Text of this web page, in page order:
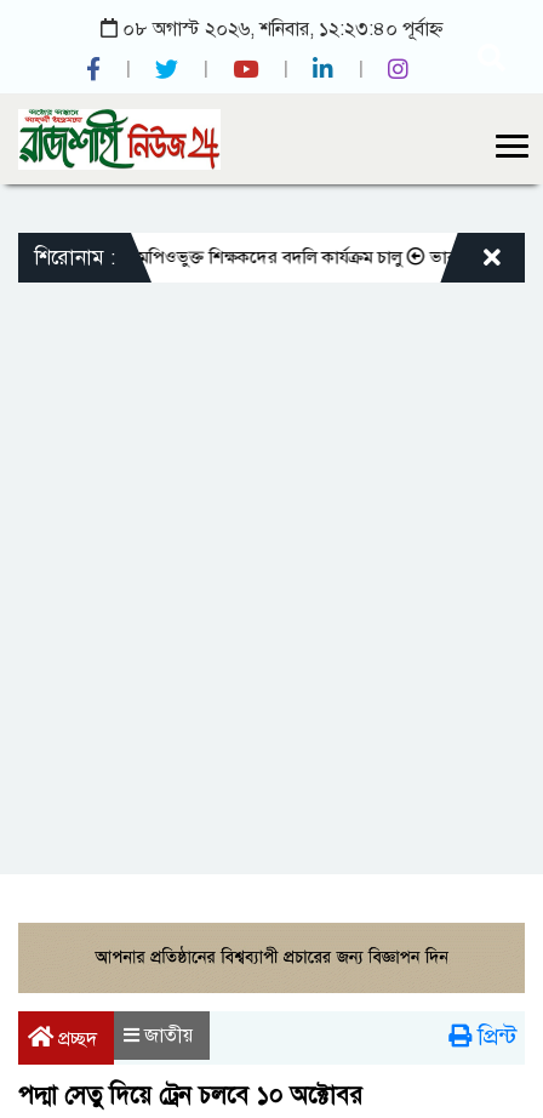
০৮ অগাস্ট ২০২৬, শনিবার, ১২:২৩:৪০ পূর্বাহ্ন
শিরোনাম :
মতো এমপিওভুক্ত শিক্ষকদের বদলি কার্যক্রম চালু ভারপ্রাপ্ত রাষ্ট্রপতিকে
প্রচ্ছদ জাতীয় প্রিন্ট
পদ্মা সেতু দিয়ে ট্রেন চলবে ১০ অক্টোবর